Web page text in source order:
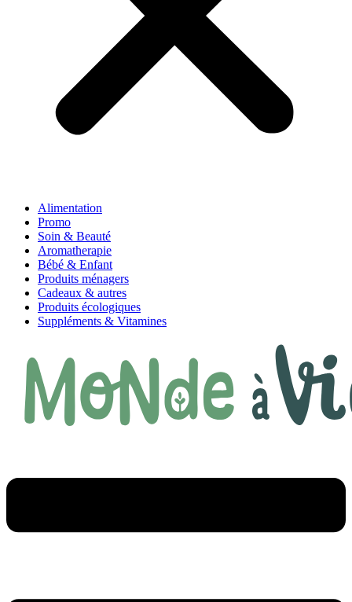
Alimentation
Promo
Soin & Beauté
Aromatherapie
Bébé & Enfant
Produits ménagers
Cadeaux & autres
Produits écologiques
Suppléments & Vitamines